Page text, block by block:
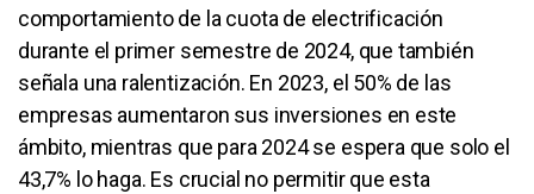
comportamiento de la cuota de electrificación
durante el primer semestre de 2024, que también
señala una ralentización. En 2023, el 50% de las
empresas aumentaron sus inversiones en este
ámbito, mientras que para 2024 se espera que solo el
43,7% lo haga. Es crucial no permitir que esta